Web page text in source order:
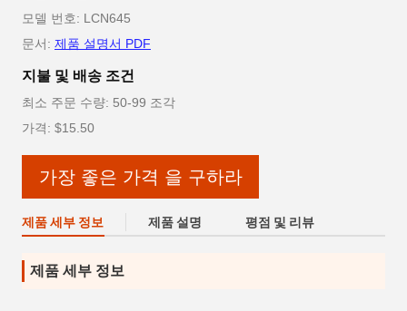
모델 번호: LCN645
문서: 제품 설명서 PDF
지불 및 배송 조건
최소 주문 수량: 50-99 조각
가격: $15.50
가장 좋은 가격 을 구하라
제품 세부 정보 제품 설명 평점 및 리뷰
제품 세부 정보